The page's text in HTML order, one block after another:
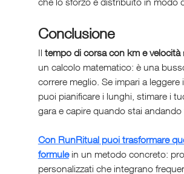
Conclusione
Il tempo di corsa con km e velocità
un calcolo matematico: è una
correre meglio. Se impari a leggere
puoi pianificare i lunghi, stimare i
gara e capire quando stai
Con RunRitual puoi trasformare
formule in un metodo concreto:
personalizzati che integrano